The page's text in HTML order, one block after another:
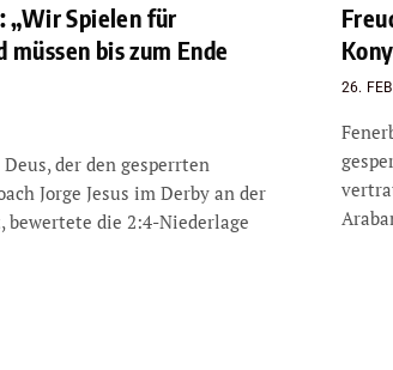
„Wir Spielen für
müssen bis zum Ende
der den gesperrten
Jorge Jesus im Derby an der
die 2:4-Niederlage
26.